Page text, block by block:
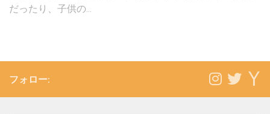
だったり、子供の...
フォロー: